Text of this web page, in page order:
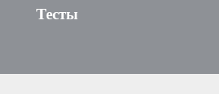
Тесты